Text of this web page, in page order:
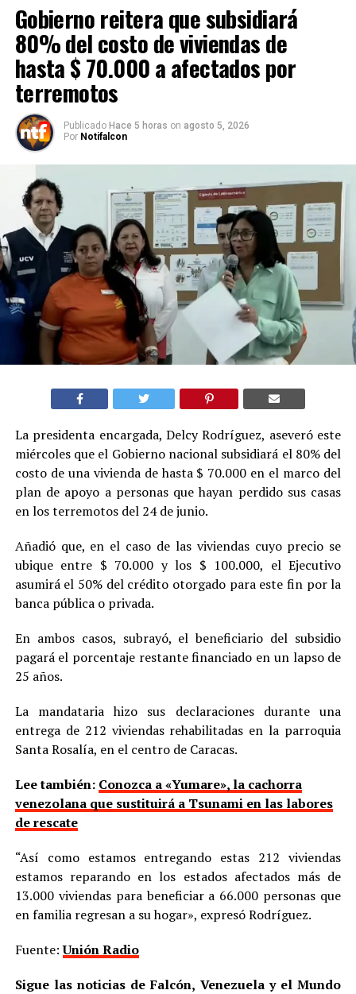
Gobierno reitera que subsidiará
80% del costo de viviendas de
hasta $ 70.000 a afectados por
terremotos
Publicado Hace 5 horas on agosto 5, 2026
Por Notifalcon
La presidenta encargada, Delcy Rodríguez, aseveró este
miércoles que el Gobierno nacional subsidiará el 80% del
costo de una vivienda de hasta $ 70.000 en el marco del
plan de apoyo a personas que hayan perdido sus casas
en los terremotos del 24 de junio.
Añadió que, en el caso de las viviendas cuyo precio se
ubique entre $ 70.000 y los $ 100.000, el Ejecutivo
asumirá el 50% del crédito otorgado para este fin por la
banca pública o privada.
En ambos casos, subrayó, el beneficiario del subsidio
pagará el porcentaje restante financiado en un lapso de
25 años.
La mandataria hizo sus declaraciones durante una
entrega de 212 viviendas rehabilitadas en la parroquia
Santa Rosalía, en el centro de Caracas.
Lee también: Conozca a «Yumare», la cachorra
venezolana que sustituirá a Tsunami en las labores
de rescate
“Así como estamos entregando estas 212 viviendas
estamos reparando en los estados afectados más de
13.000 viviendas para beneficiar a 66.000 personas que
en familia regresan a su hogar», expresó Rodríguez.
Fuente:Unión Radio
Sigue las noticias de Falcón, Venezuela y el Mundo